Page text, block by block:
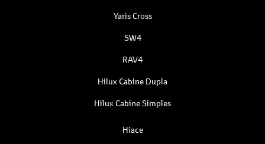
Yaris Cross
SW4
RAV4
Hilux Cabine Dupla
Hilux Cabine Simples
Hiace